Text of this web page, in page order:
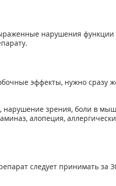
нарушения функции
эффекты, нужно сразу
нарушение зрения, боли в
алопеция,
следует принимать за